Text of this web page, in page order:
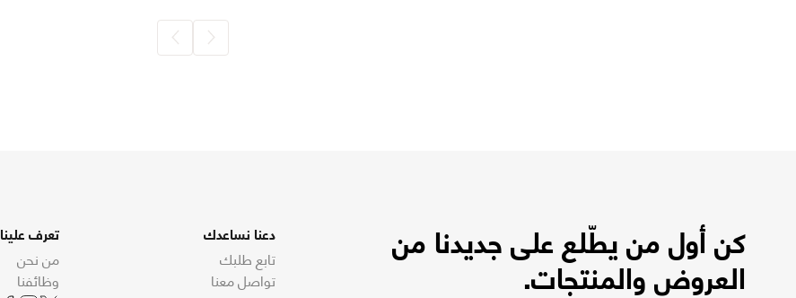
كن أول من يطّلع على جديدنا من
العروض والمنتجات.
دعنا نساعدك
تابع طلبك
تواصل معنا
تعرف علينا
من نحن
وظائفنا